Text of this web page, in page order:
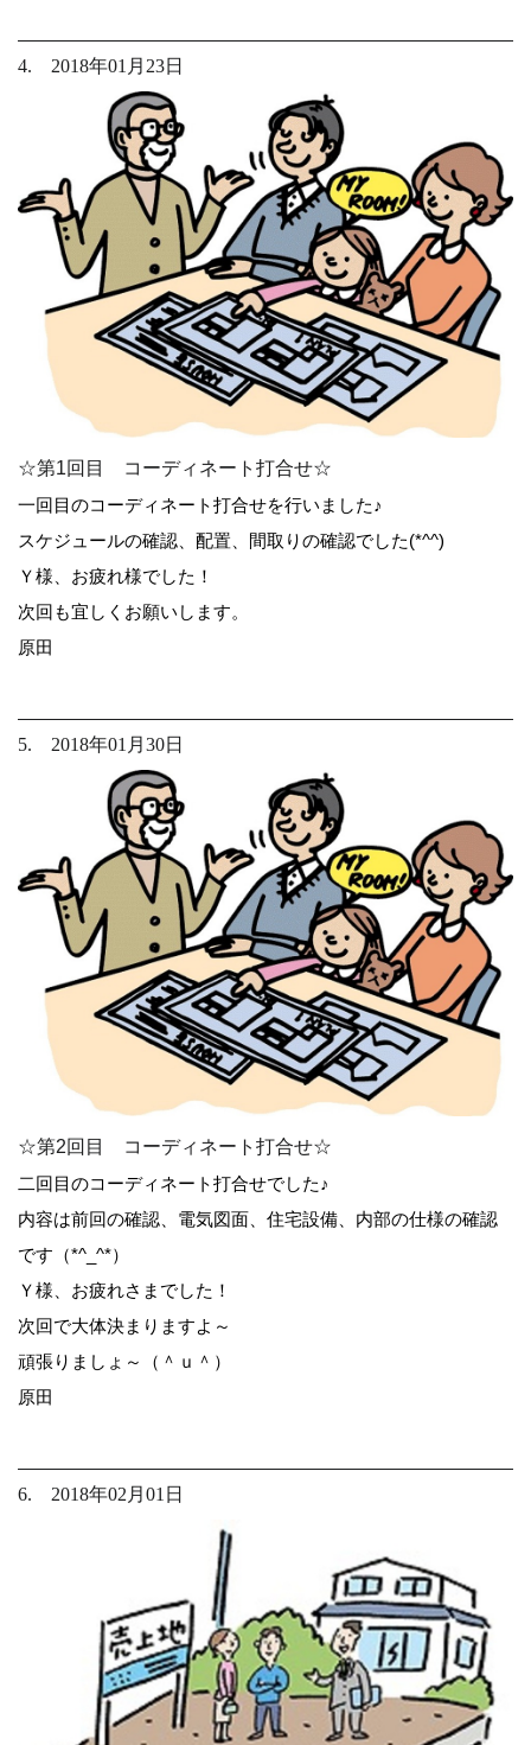
4. 2018年01月23日
☆第1回目 コーディネート打合せ☆
一回目のコーディネート打合せを行いました♪
スケジュールの確認、配置、間取りの確認でした(*^^)
Ｙ様、お疲れ様でした！
次回も宜しくお願いします。
原田
5. 2018年01月30日
☆第2回目 コーディネート打合せ☆
二回目のコーディネート打合せでした♪
内容は前回の確認、電気図面、住宅設備、内部の仕様の確認
です（*^_^*）
Ｙ様、お疲れさまでした！
次回で大体決まりますよ～
頑張りましょ～（＾ｕ＾）
原田
6. 2018年02月01日